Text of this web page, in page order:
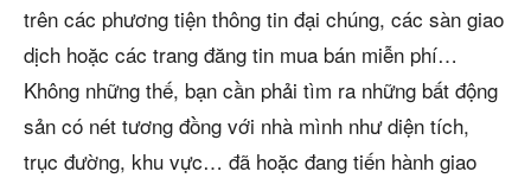
trên các phương tiện thông tin đại chúng, các sàn giao
dịch hoặc các trang đăng tin mua bán miễn phí…
Không những thế, bạn cần phải tìm ra những bất động
sản có nét tương đồng với nhà mình như diện tích,
trục đường, khu vực… đã hoặc đang tiến hành giao